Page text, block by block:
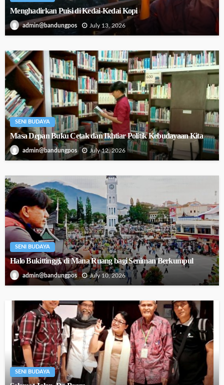
Menghadirkan Puisi di Kedai-Kedai Kopi
admin@bandungpos July 13, 2026
SENI BUDAYA
Masa Depan Buku Cetak dan Ikhtiar Politik Kebudayaan Kita
admin@bandungpos July 12, 2026
SENI BUDAYA
Halo Bukittinggi, di Mana Ruang bagi Seniman Berkumpul
admin@bandungpos July 10, 2026
SENI BUDAYA